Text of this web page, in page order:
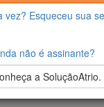
vez? Esqueceu sua
não é assinante?
a SoluçãoAtrio.